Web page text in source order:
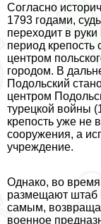
Согласно
1793 годами,
переходит в
период крепость
центром
городом. В
Подольский
центром
турецкой войны
крепость уже не
сооружения, а
учреждение.
Однако, во
размещают штаб
самым,
военное